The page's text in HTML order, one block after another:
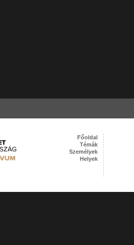
Főoldal
Témák
Személyek
Helyek